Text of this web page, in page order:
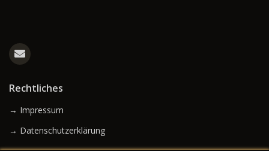
Rechtliches
→ Impressum
→ Datenschutzerklärung